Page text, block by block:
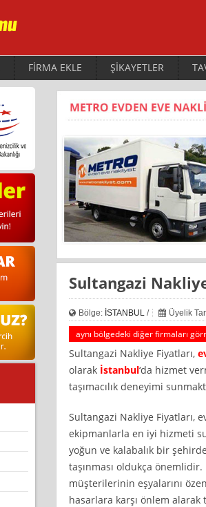
FİRMA EKLE ŞİKAYETLER
Sultangazi
Bölge: İSTANBUL/ Üyelik
aynı bölgedeki diğer firmaları
Sultangazi Nakliye Fiyatları,
olarak İstanbul‘da hizmet
taşımacılık deneyimi
Sultangazi Nakliye Fiyatları,
ekipmanlarla en iyi hizmeti
yoğun ve kalabalık bir
taşınması oldukça
müşterilerinin eşyalarını
hasarlara karşı önlem